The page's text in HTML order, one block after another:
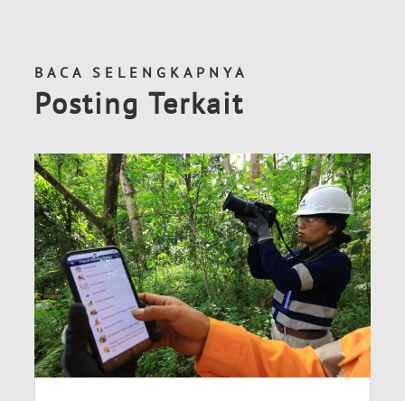
BACA SELENGKAPNYA
Posting Terkait